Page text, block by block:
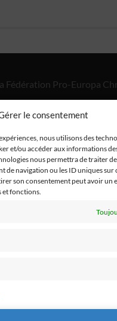
le consentement
nous utilisons des
et/ou accéder aux informations
nous permettra de traiter
de navigation ou les ID uniques sur
son consentement peut avoir un
et fonctions.
Fédération Pro-Europa
est de promouvoir
dans nos familles par le
Christiana